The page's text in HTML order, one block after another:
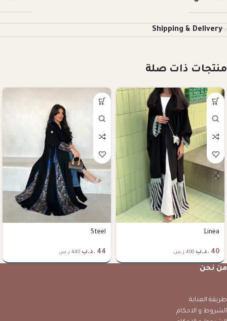
Shipping & Delivery
منتجات ذات صلة
Linea
40 .د.ب 400 ر.س
Steel
44 .د.ب 440 ر.س
من نحن
طريقة العناية
الشروط و الاحكام